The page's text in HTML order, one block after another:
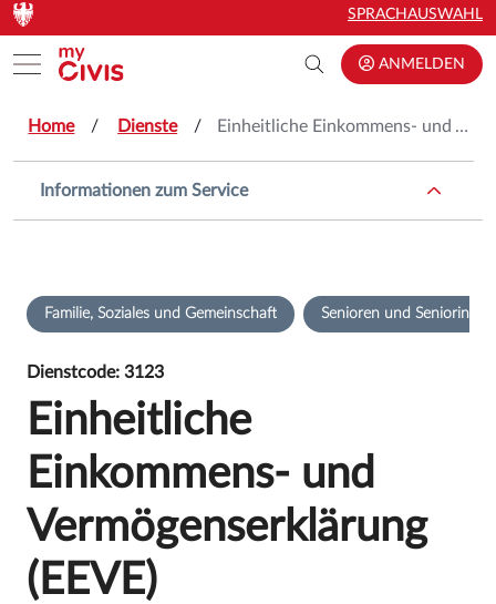
Zum Hauptinhalt springen
Zum Hauptinhalt springen SPRACHAUSWAHL
Toggle menu ANMELDEN
Home Dienste Einheitliche Einkommens- und Vermögenserklärung (EEVE)
Informationen zum Service
Familie, Soziales und Gemeinschaft Senioren und Seniorinnen
Dienstcode: 3123
Einheitliche
Einkommens- und
Vermögenserklärung
(EEVE)